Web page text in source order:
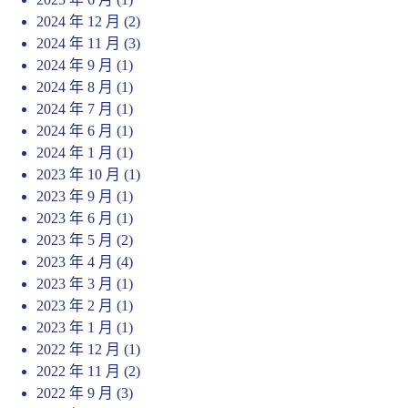
2024 年 12 月 (2)
2024 年 11 月 (3)
2024 年 9 月 (1)
2024 年 8 月 (1)
2024 年 7 月 (1)
2024 年 6 月 (1)
2024 年 1 月 (1)
2023 年 10 月 (1)
2023 年 9 月 (1)
2023 年 6 月 (1)
2023 年 5 月 (2)
2023 年 4 月 (4)
2023 年 3 月 (1)
2023 年 2 月 (1)
2023 年 1 月 (1)
2022 年 12 月 (1)
2022 年 11 月 (2)
2022 年 9 月 (3)